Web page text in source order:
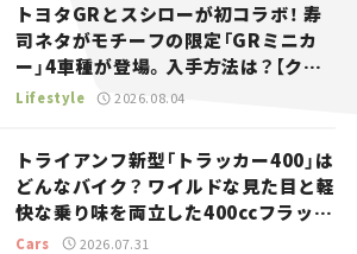
トヨタGRとスシローが初コラボ！ 寿
司ネタがモチーフの限定「GRミニカ
ー」4車種が登場。入手方法は？【クル
マとホビー】
Lifestyle 2026.08.04
トライアンフ新型「トラッカー400」は
どんなバイク？ ワイルドな見た目と軽
快な乗り味を両立した400ccフラット
トラッカー【試乗レビュー】
Cars 2026.07.31